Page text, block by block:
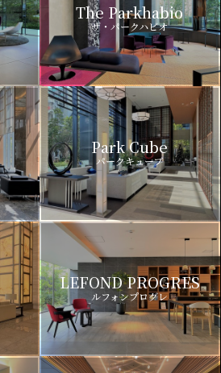
The Parkhabio
ザ・パークハビオ
Park Cube
パークキューブ
LEFOND PROGRES
ルフォンプログレ